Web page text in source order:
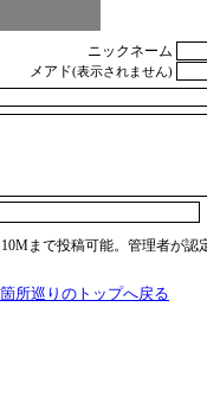
ニックネーム
メアド(表示されません)
まで投稿可能。管理者が認
所巡りのトップへ戻る